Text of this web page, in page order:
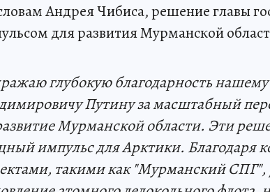
Андрея Чибиса, решение главы
для развития Мурманской
глубокую благодарность
Путину за масштабный
Мурманской области. Эти
импульс для Арктики. Благодаря
такими как "Мурманский СПГ",